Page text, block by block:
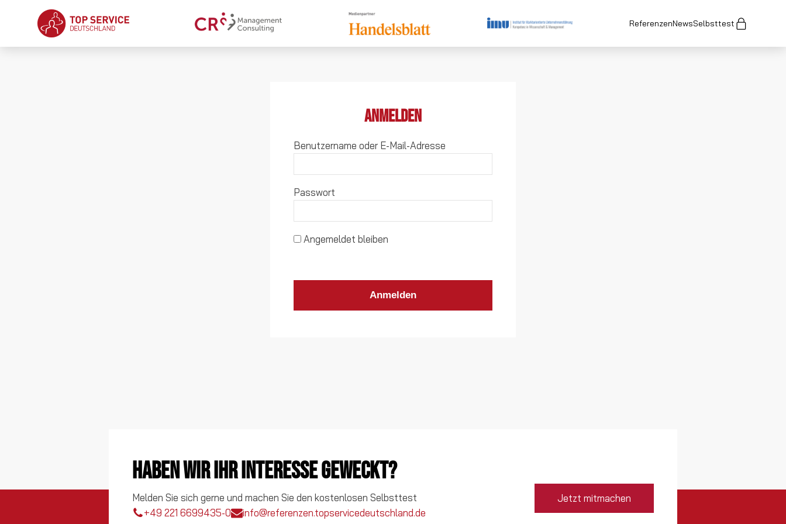
ReferenzenNewsSelbsttest
Anmelden
Benutzername oder E-Mail-Adresse
Passwort
Angemeldet bleiben
Haben wir Ihr Interesse geweckt?
Melden Sie sich gerne und machen Sie den kostenlosen Selbsttest
+49 221 6699435-0
info@referenzen.topservicedeutschland.de
Jetzt mitmachen